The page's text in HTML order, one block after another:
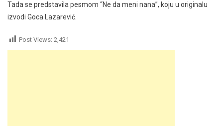
Tada se predstavila pesmom “Ne da meni nana”, koju u originalu
izvodi Goca Lazarević.
Post Views: 2,421